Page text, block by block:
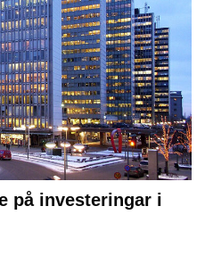
på investeringar i